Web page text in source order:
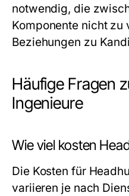
notwendig, die
Komponente nicht zu
Beziehungen zu
Häufige Fragen
Ingenieure
Wie viel kosten
Die Kosten für
variieren je nach